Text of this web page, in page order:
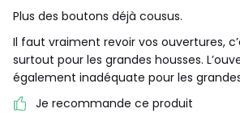
Plus des boutons déjà cousus.
Il faut vraiment revoir vos ouvertures,
surtout pour les grandes housses.
également inadéquate pour les
Je recommande ce produit